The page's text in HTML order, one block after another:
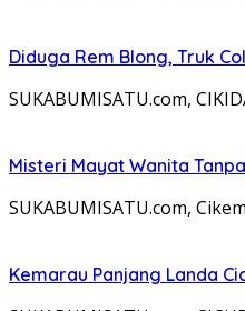
Diduga Rem Blong, Truk
SUKABUMISATU.com,
Misteri Mayat Wanita
SUKABUMISATU.com,
Kemarau Panjang Landa